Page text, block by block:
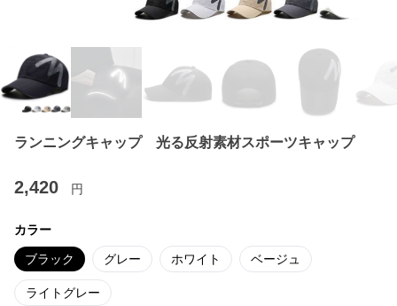
ランニングキャップ 光る反射素材スポーツキャップ
2,420 円
カラー
ブラック グレー ホワイト ベージュ
ライトグレー